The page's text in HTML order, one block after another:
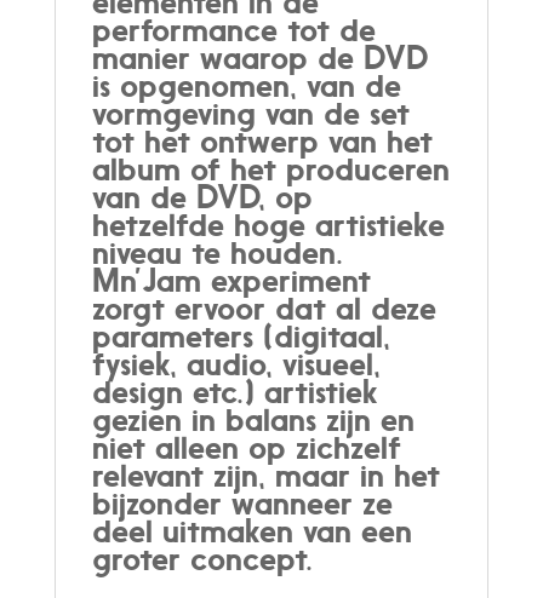
performance tot de
manier waarop de DVD
is opgenomen, van de
vormgeving van de set
tot het ontwerp van het
album of het produceren
van de DVD, op
hetzelfde hoge artistieke
niveau te houden.
Mn’Jam experiment
zorgt ervoor dat al deze
parameters (digitaal,
fysiek, audio, visueel,
design etc.) artistiek
gezien in balans zijn en
niet alleen op zichzelf
relevant zijn, maar in het
bijzonder wanneer ze
deel uitmaken van een
groter concept.